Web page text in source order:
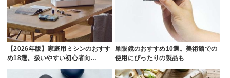
【2026年版】家庭用ミシンのおすす
め18選。扱いやすい初心者向…
単眼鏡のおすすめ10選。美術館での
使用にぴったりの製品も